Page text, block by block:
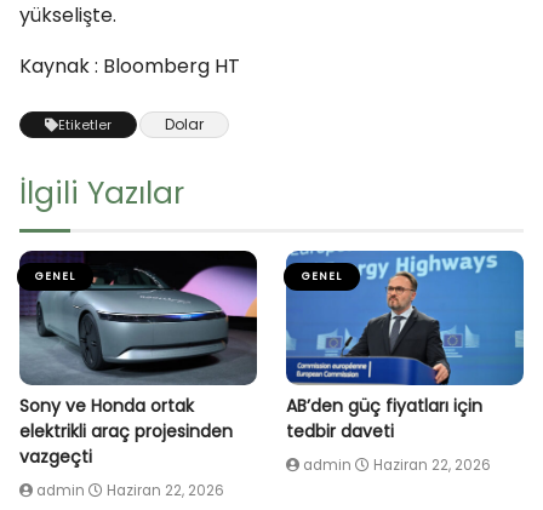
yükselişte.
Kaynak : Bloomberg HT
Etiketler Dolar
İlgili Yazılar
GENEL
Sony ve Honda ortak
elektrikli araç projesinden
vazgeçti
admin Haziran 22, 2026
GENEL
AB’den güç fiyatları için
tedbir daveti
admin Haziran 22, 2026